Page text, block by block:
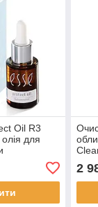
Oil R3
для
2